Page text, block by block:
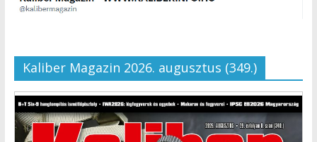
Kaliber Magazin 2026. augusztus (349.)